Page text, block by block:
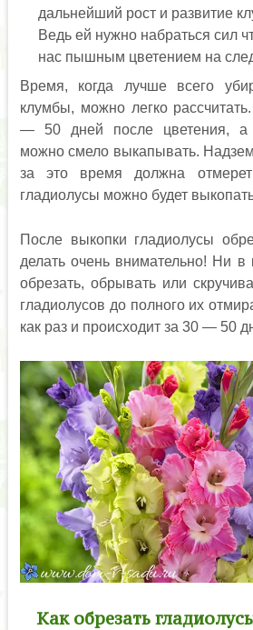
дальнейший рост и развитие
Ведь ей нужно набраться сил
нас пышным цветением на
Время, когда лучше всего
клумбы, можно легко
— 50 дней после цветения, а
можно смело выкапывать.
за это время должна
гладиолусы можно будет
После выкопки гладиолусы
делать очень внимательно! Ни в
обрезать, обрывать или
гладиолусов до полного их
как раз и происходит за 30 — 50
Как обрезать